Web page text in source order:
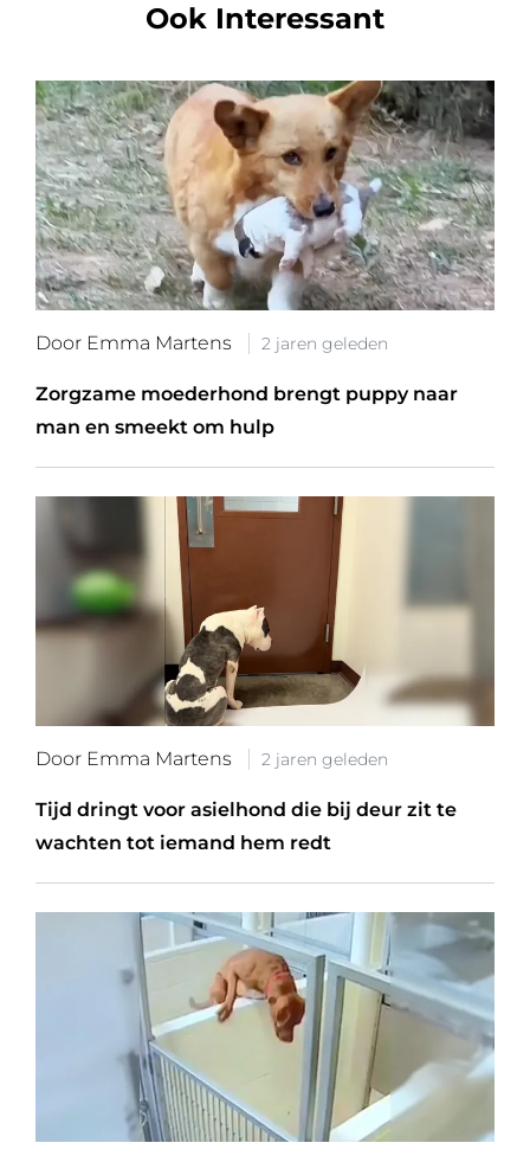
Ook Interessant
Door Emma Martens 2 jaren geleden
Zorgzame moederhond brengt puppy naar
man en smeekt om hulp
Door Emma Martens 2 jaren geleden
Tijd dringt voor asielhond die bij deur zit te
wachten tot iemand hem redt